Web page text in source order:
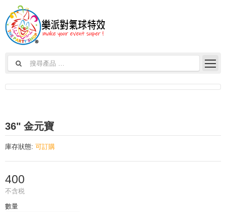
36" 金元寶
庫存狀態: 可訂購
400
不含税
數量